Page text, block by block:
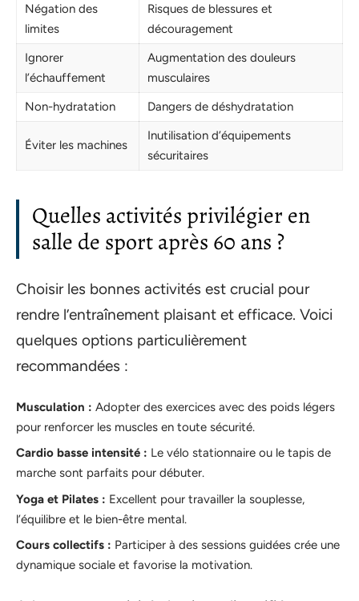
Négation des
limites
Risques de blessures et
découragement
Ignorer
l’échauffement
Augmentation des douleurs
musculaires
Non-hydratation
Dangers de déshydratation
Éviter les machines
Inutilisation d’équipements
sécuritaires
Quelles activités privilégier en
salle de sport après 60 ans ?
Choisir les bonnes activités est crucial pour
rendre l’entraînement plaisant et efficace. Voici
quelques options particulièrement
recommandées :
Musculation : Adopter des exercices avec des poids légers
pour renforcer les muscles en toute sécurité.
Cardio basse intensité : Le vélo stationnaire ou le tapis de
marche sont parfaits pour débuter.
Yoga et Pilates : Excellent pour travailler la souplesse,
l’équilibre et le bien-être mental.
Cours collectifs : Participer à des sessions guidées crée une
dynamique sociale et favorise la motivation.